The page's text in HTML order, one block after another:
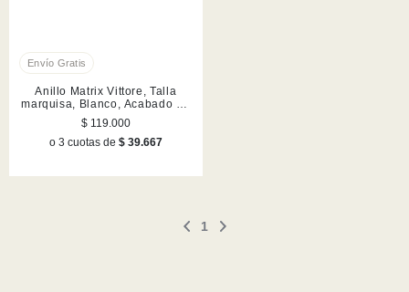
Anillo Matrix Vittore, Talla
marquisa, Blanco, Acabado en
tono oro rosa
$ 119.000
o 3 cuotas de $ 39.667
1